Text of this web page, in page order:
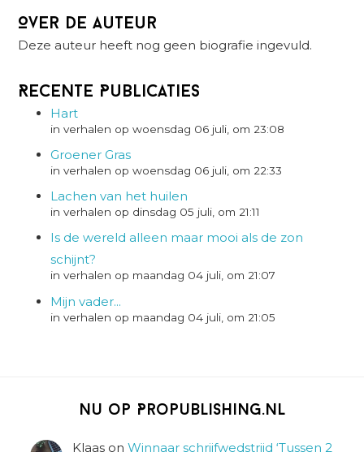
Over de auteur
Deze auteur heeft nog geen biografie ingevuld.
Recente Publicaties
Hart
in verhalen op woensdag 06 juli, om 23:08
Groener Gras
in verhalen op woensdag 06 juli, om 22:33
Lachen van het huilen
in verhalen op dinsdag 05 juli, om 21:11
Is de wereld alleen maar mooi als de zon
schijnt?
in verhalen op maandag 04 juli, om 21:07
Mijn vader...
in verhalen op maandag 04 juli, om 21:05
Nu op Propublishing.nl
Klaas on Winnaar schrijfwedstrijd ‘Tussen 2